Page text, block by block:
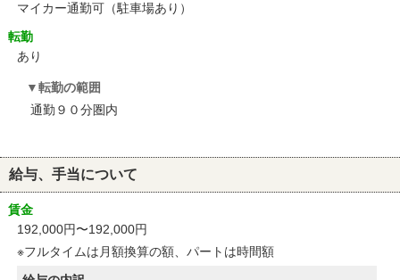
マイカー通勤可（駐車場あり）
転勤
あり
転勤の範囲
通勤９０分圏内
給与、手当について
賃金
192,000円〜192,000円
※フルタイムは月額換算の額、パートは時間額